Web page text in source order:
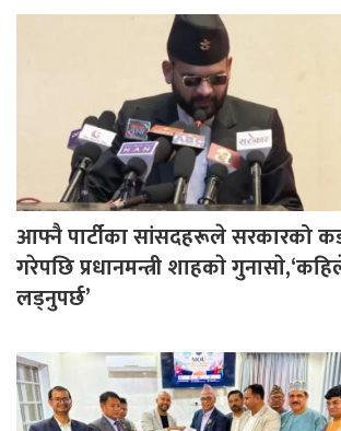
आफ्नै पार्टीका सांसदहरूले सरकारको
गरेपछि प्रधानमन्त्री शाहकाे
लड्नुपर्छ’